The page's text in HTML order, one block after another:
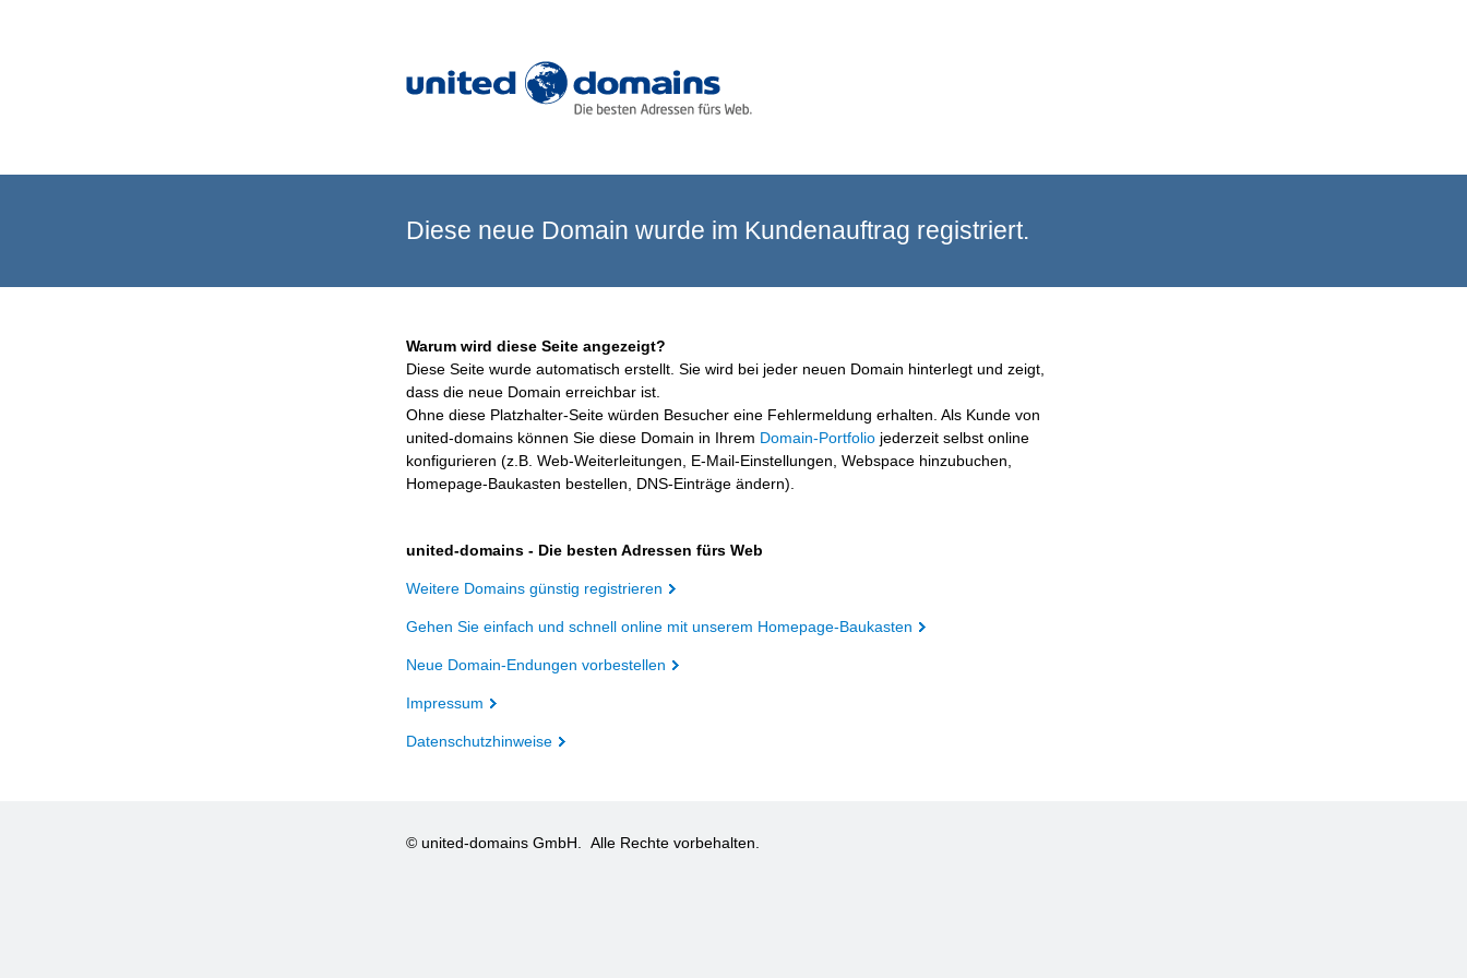
Diese neue Domain wurde im Kundenauftrag registriert.
Warum wird diese Seite angezeigt?
Diese Seite wurde automatisch erstellt. Sie wird bei jeder neuen Domain hinterlegt und zeigt,
dass die neue Domain erreichbar ist.
Ohne diese Platzhalter-Seite würden Besucher eine Fehlermeldung erhalten. Als Kunde von
united-domains können Sie diese Domain in Ihrem Domain-Portfolio jederzeit selbst online
konfigurieren (z.B. Web-Weiterleitungen, E-Mail-Einstellungen, Webspace hinzubuchen,
Homepage-Baukasten bestellen, DNS-Einträge ändern).
united-domains - Die besten Adressen fürs Web
Weitere Domains günstig registrieren
Gehen Sie einfach und schnell online mit unserem Homepage-Baukasten
Neue Domain-Endungen vorbestellen
Impressum
Datenschutzhinweise
© united-domains GmbH. Alle Rechte vorbehalten.